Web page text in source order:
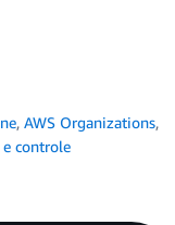
, AWS Organizations,
e controle